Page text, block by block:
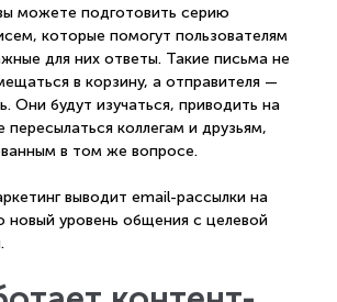
можете подготовить серию
которые помогут пользователям
для них ответы. Такие письма не
в корзину, а отправителя —
Они будут изучаться, приводить на
пересылаться коллегам и друзьям,
в том же вопросе.
выводит email-рассылки на
новый уровень общения с целевой